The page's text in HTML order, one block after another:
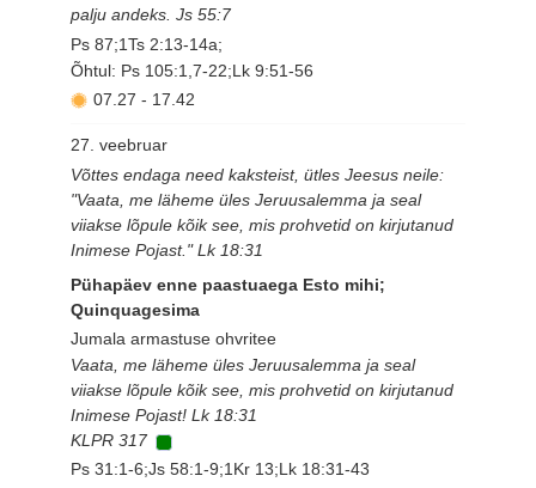
palju andeks. Js 55:7
Ps 87;1Ts 2:13-14a;
Õhtul: Ps 105:1,7-22;Lk 9:51-56
07.27 - 17.42
27. veebruar
Võttes endaga need kaksteist, ütles Jeesus neile:
"Vaata, me läheme üles Jeruusalemma ja seal
viiakse lõpule kõik see, mis prohvetid on kirjutanud
Inimese Pojast." Lk 18:31
Pühapäev enne paastuaega Esto mihi;
Quinquagesima
Jumala armastuse ohvritee
Vaata, me läheme üles Jeruusalemma ja seal
viiakse lõpule kõik see, mis prohvetid on kirjutanud
Inimese Pojast! Lk 18:31
KLPR 317
Ps 31:1-6;Js 58:1-9;1Kr 13;Lk 18:31-43